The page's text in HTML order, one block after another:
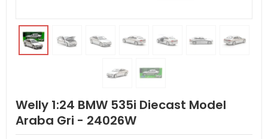
Welly 1:24 BMW 535i Diecast Model
Araba Gri - 24026W